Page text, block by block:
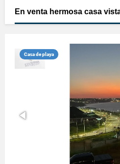
En venta hermosa casa
Casa de playa